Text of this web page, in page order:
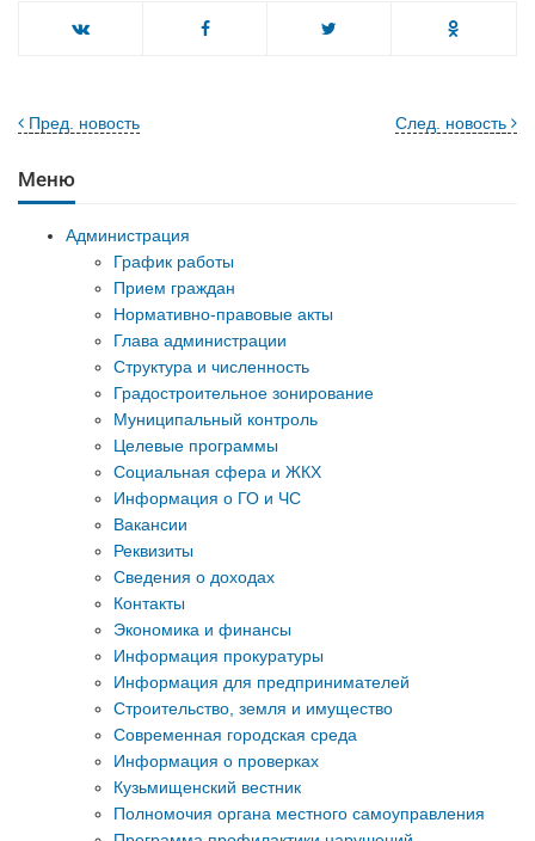
След. новость
Пред. новость
Меню
Администрация
График работы
Прием граждан
Нормативно-правовые акты
Глава администрации
Структура и численность
Градостроительное зонирование
Муниципальный контроль
Целевые программы
Социальная сфера и ЖКХ
Информация о ГО и ЧС
Вакансии
Реквизиты
Сведения о доходах
Контакты
Экономика и финансы
Информация прокуратуры
Информация для предпринимателей
Строительство, земля и имущество
Современная городская среда
Информация о проверках
Кузьмищенский вестник
Полномочия органа местного самоуправления